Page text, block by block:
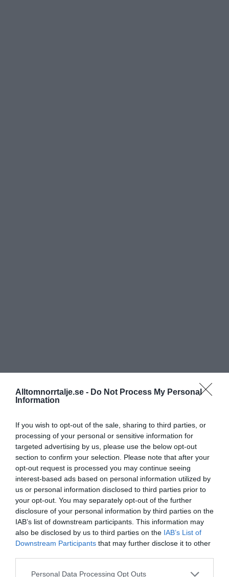
Alltomnorrtalje.se - Do Not Process My Personal
Information
If you wish to opt-out of the sale, sharing to third parties, or
processing of your personal or sensitive information for
targeted advertising by us, please use the below opt-out
section to confirm your selection. Please note that after your
opt-out request is processed you may continue seeing
interest-based ads based on personal information utilized by
us or personal information disclosed to third parties prior to
your opt-out. You may separately opt-out of the further
disclosure of your personal information by third parties on the
IAB’s list of downstream participants. This information may
also be disclosed by us to third parties on the IAB’s List of
Downstream Participants that may further disclose it to other
Personal Data Processing Opt Outs